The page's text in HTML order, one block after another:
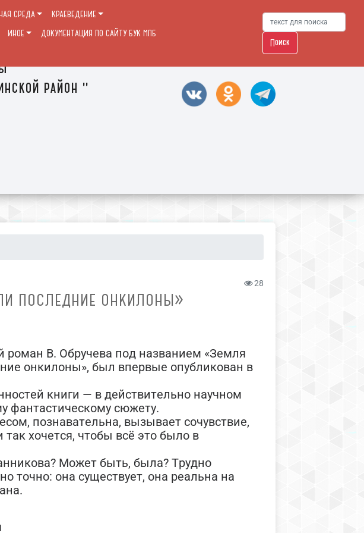
район "
СРЕДА
КРАЕВЕДЕНИЕ
ИНОЕ
ДОКУМЕНТАЦИЯ ПО САЙТУ БУК МПБ
Поиск
28
ПОСЛЕДНИЕ ОНКИЛОНЫ»
роман В. Обручева под названием «Земля
онкилоны», был впервые опубликован в
книги — в действительно научном
фантастическому сюжету.
познавательна, вызывает сочувствие,
хочется, чтобы всё это было в
Может быть, была? Трудно
точно: она существует, она реальна на